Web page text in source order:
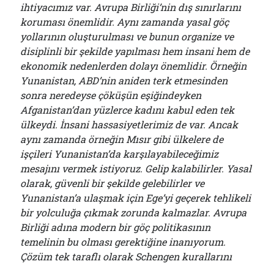
ihtiyacımız var. Avrupa Birliği’nin dış sınırlarını
koruması önemlidir. Aynı zamanda yasal göç
yollarının oluşturulması ve bunun organize ve
disiplinli bir şekilde yapılması hem insani hem de
ekonomik nedenlerden dolayı önemlidir. Örneğin
Yunanistan, ABD’nin aniden terk etmesinden
sonra neredeyse çöküşün eşiğindeyken
Afganistan’dan yüzlerce kadını kabul eden tek
ülkeydi. İnsani hassasiyetlerimiz de var. Ancak
aynı zamanda örneğin Mısır gibi ülkelere de
işçileri Yunanistan’da karşılayabileceğimiz
mesajını vermek istiyoruz. Gelip kalabilirler. Yasal
olarak, güvenli bir şekilde gelebilirler ve
Yunanistan’a ulaşmak için Ege’yi geçerek tehlikeli
bir yolculuğa çıkmak zorunda kalmazlar. Avrupa
Birliği adına modern bir göç politikasının
temelinin bu olması gerektiğine inanıyorum.
Çözüm tek taraflı olarak Schengen kurallarını